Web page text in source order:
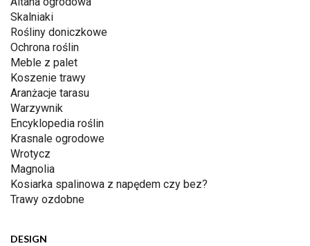
Skalniaki
Rośliny doniczkowe
Ochrona roślin
Meble z palet
Koszenie trawy
Aranżacje tarasu
Warzywnik
Encyklopedia roślin
Krasnale ogrodowe
Wrotycz
Magnolia
Kosiarka spalinowa z napędem czy bez?
Trawy ozdobne
DESIGN